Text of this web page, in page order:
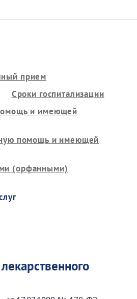
прием
Сроки госпитализации
и имеющей
помощь и имеющей
(орфанными)